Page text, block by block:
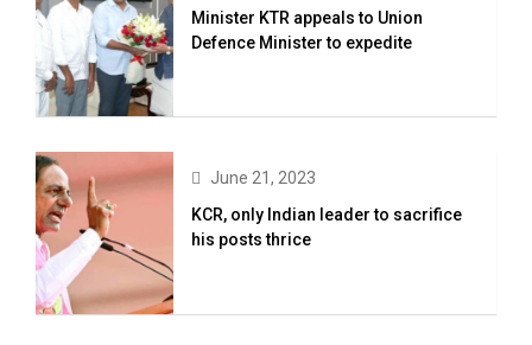
Minister KTR appeals to Union
Defence Minister to expedite
June 21, 2023
KCR, only Indian leader to sacrifice
his posts thrice